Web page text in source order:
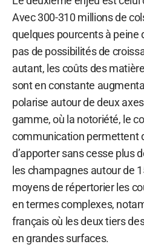
Avec 300-310 millions de
quelques pourcents à peine
pas de possibilités de
autant, les coûts des
sont en constante
polarise autour de deux
gamme, où la notoriété, le
communication permettent
d’apporter sans cesse plus
les champagnes autour de
moyens de répertorier les
en termes complexes,
français où les deux tiers
en grandes surfaces.